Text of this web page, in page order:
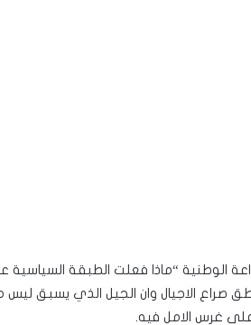
الاجيال وان الجيل الذي يسبق ليس
غرس الامل فيه.